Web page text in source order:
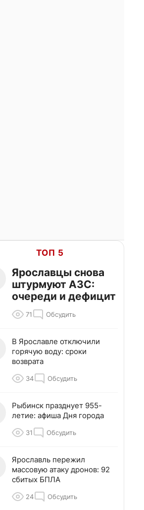
ТОП 5
Ярославцы снова
штурмуют АЗС:
очереди и дефицит
71 Обсудить
В Ярославле отключили
горячую воду: сроки
возврата
34 Обсудить
Рыбинск празднует 955-
летие: афиша Дня города
31 Обсудить
Ярославль пережил
массовую атаку дронов: 92
сбитых БПЛА
24 Обсудить